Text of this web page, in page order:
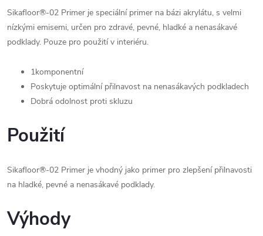
Sikafloor®-02 Primer je speciální primer na bázi akrylátu, s velmi
nízkými emisemi, určen pro zdravé, pevné, hladké a nenasákavé
podklady. Pouze pro použití v interiéru.
1komponentní
Poskytuje optimální přilnavost na nenasákavých podkladech
Dobrá odolnost proti skluzu
Použití
Sikafloor®-02 Primer je vhodný jako primer pro zlepšení přilnavosti
na hladké, pevné a nenasákavé podklady.
Výhody